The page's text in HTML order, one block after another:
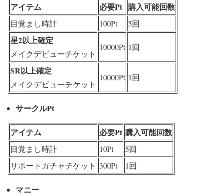
アイテム 必要Pt 購入可能回数
目覚まし時計 100Pt 5回
星2以上確定
メイクデビューチケット
10000Pt 1回
SR以上確定
メイクデビューチケット
10000Pt 1回
サークルPt
アイテム 必要Pt 購入可能回数
目覚まし時計 10Pt
5回
サポートガチャチケット 300Pt 1回
マニー